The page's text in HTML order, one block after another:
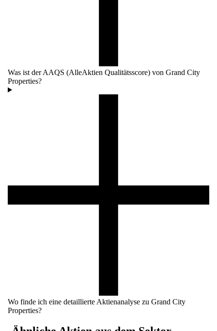
Was ist der AAQS (AlleAktien Qualitätsscore) von Grand City
Properties?
Wo finde ich eine detaillierte Aktienanalyse zu Grand City
Properties?